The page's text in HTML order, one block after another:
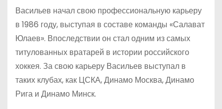
Васильев начал свою профессиональную карьеру
в 1986 году, выступая в составе команды «Салават
Юлаев». Впоследствии он стал одним из самых
титулованных вратарей в истории российского
хоккея. За свою карьеру Васильев выступал в
таких клубах, как ЦСКА, Динамо Москва, Динамо
Рига и Динамо Минск.